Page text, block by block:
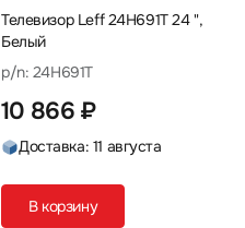
Телевизор Leff 24H691T 24 ",
Белый
p/n: 24H691T
10 866 ₽
Доставка: 11 августа
В корзину